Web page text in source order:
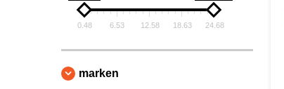
0.48 6.53 12.58 18.63 24.68
marken